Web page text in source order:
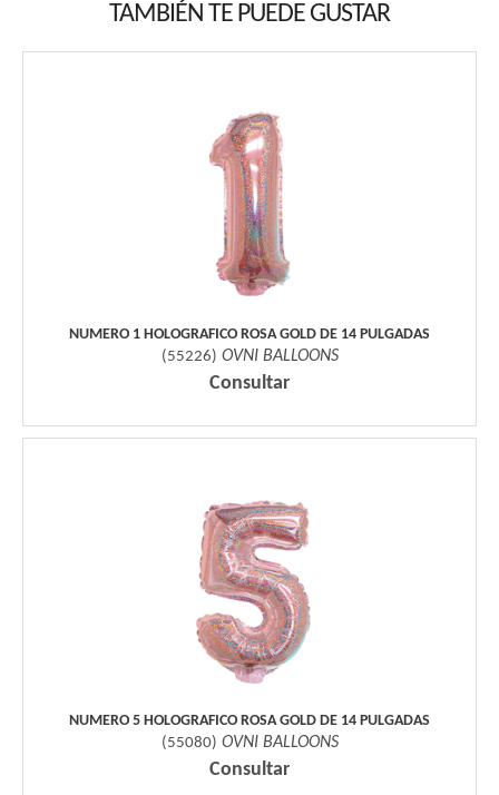
TAMBIÉN TE PUEDE GUSTAR
NUMERO 1 HOLOGRAFICO ROSA GOLD DE 14 PULGADAS
(55226) OVNI BALLOONS
Consultar
NUMERO 5 HOLOGRAFICO ROSA GOLD DE 14 PULGADAS
(55080) OVNI BALLOONS
Consultar